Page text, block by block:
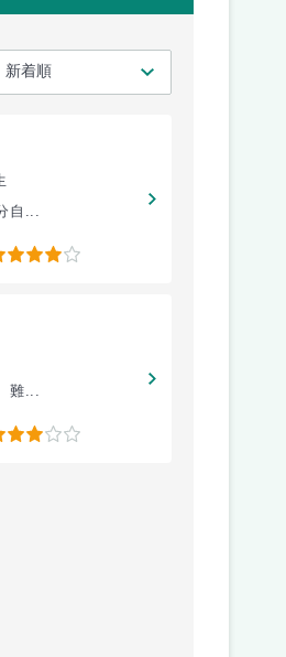
自...
難...